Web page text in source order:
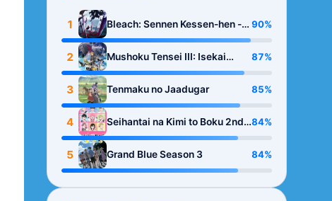
1
Bleach: Sennen Kessen-hen -
Kashin-tan
90%
2
Mushoku Tensei III: Isekai
Ittara Honki Dasu
87%
3 Tenmaku no Jaadugar 85%
4
Seihantai na Kimi to Boku 2nd
Season
84%
5 Grand Blue Season 3 84%